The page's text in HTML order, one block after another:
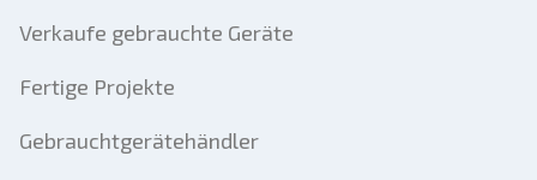
Verkaufe gebrauchte Geräte
Fertige Projekte
Gebrauchtgerätehändler